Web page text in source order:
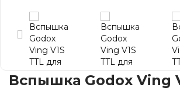
Вспышка Godox Ving